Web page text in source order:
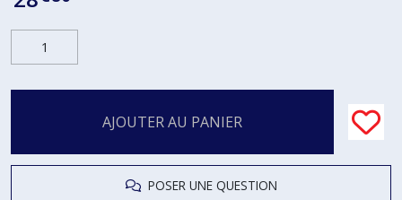
AJOUTER AU PANIER
POSER UNE QUESTION